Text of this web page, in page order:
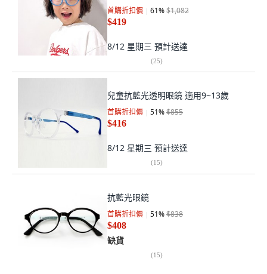
首購折扣價 61%$1,082
$419
8/12 星期三 預計送達
(25)
兒童抗藍光透明眼鏡 適用9~13歲
首購折扣價 51%$855
$416
8/12 星期三 預計送達
(15)
抗藍光眼鏡
首購折扣價 51%$838
$408
缺貨
(15)